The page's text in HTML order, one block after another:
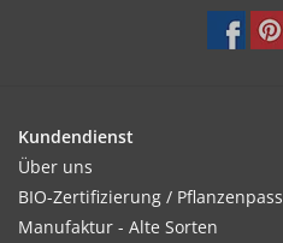
Kundendienst
Über uns
BIO-Zertifizierung / Pflanzenpass
Manufaktur - Alte Sorten